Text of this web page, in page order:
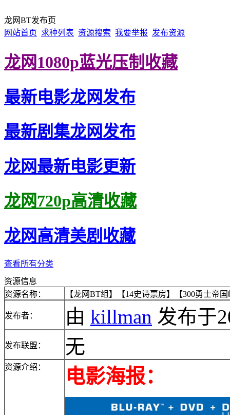
龙网BT发布页
网站首页 求种列表 资源搜索 我要举报 发布资源
龙网1080p蓝光压制收藏
最新电影龙网发布
最新剧集龙网发布
龙网最新电影更新
龙网720p高清收藏
龙网高清美剧收藏
查看所有分类
资源信息
资源名称：
【龙网BT组】【14史诗票房】【300勇士帝
发布者： 由 killman 发布于
发布联盟： 无
资源介绍： 电影海报：